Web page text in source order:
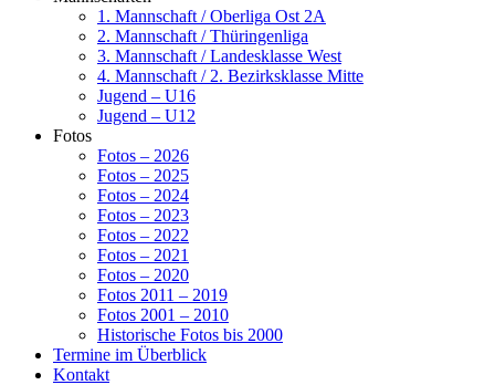
1. Mannschaft / Oberliga Ost 2A
2. Mannschaft / Thüringenliga
3. Mannschaft / Landesklasse West
4. Mannschaft / 2. Bezirksklasse Mitte
Jugend – U16
Jugend – U12
Fotos
Fotos – 2026
Fotos – 2025
Fotos – 2024
Fotos – 2023
Fotos – 2022
Fotos – 2021
Fotos – 2020
Fotos 2011 – 2019
Fotos 2001 – 2010
Historische Fotos bis 2000
Termine im Überblick
Kontakt